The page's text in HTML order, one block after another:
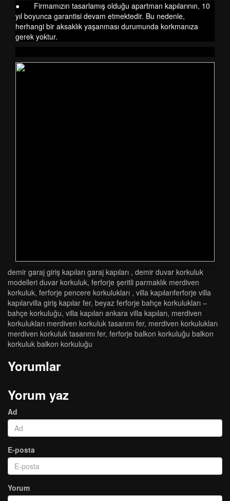
● Firmamızın tasarlamış olduğu apartman kapılarının, 10
yıl boyunca garantisi devam etmektedir. Bu nedenle,
herhangi bir aksaklık yaşanması durumunda korkmanıza
gerek yoktur.
demi̇r garaj gi̇ri̇ş kapilari garaj kapilari , demir duvar korkuluk
modelleri duvar korkuluk, ferforje şeritli parmaklık merdiven
korkuluk, ferforje pencere korkulukları , vi̇lla kapilariferforje vi̇lla
kapilarvi̇lla gi̇ri̇ş kapilar fer, beyaz ferforje bahçe korkuluklari –
bahçe korkuluğu, villa kapıları ankara villa kapıları, merdi̇ven
korkuluklari merdi̇ven korkuluk tasarimi fer, merdi̇ven korkuluklari
merdi̇ven korkuluk tasarimi fer, ferforje balkon korkuluğu balkon
korkuluk balkon korkuluğu
Yorumlar
Yorum yaz
Ad
E-posta
Yorum